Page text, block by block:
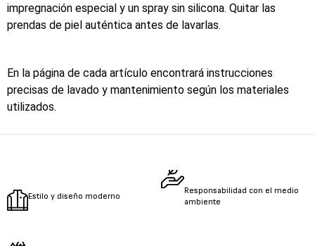
impregnación especial y un spray sin silicona. Quitar las
prendas de piel auténtica antes de lavarlas.
En la página de cada artículo encontrará instrucciones
precisas de lavado y mantenimiento según los materiales
utilizados.
Estilo y diseño moderno
Responsabilidad con el medio
ambiente